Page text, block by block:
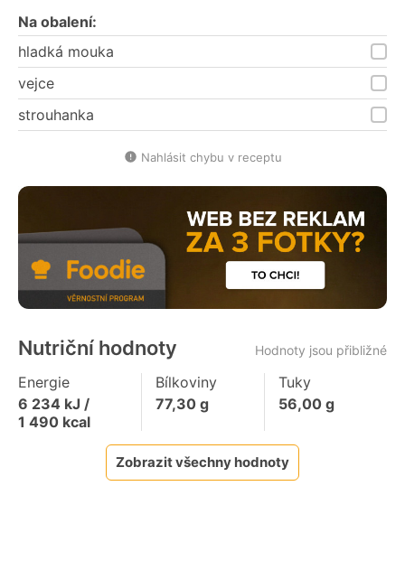
Na obalení:
hladká mouka
vejce
strouhanka
Nahlásit chybu v receptu
Nutriční hodnoty Hodnoty jsou přibližné
Energie
6 234 kJ /
1 490 kcal
Bílkoviny
77,30g
Tuky
56,00g
Zobrazit všechny hodnoty